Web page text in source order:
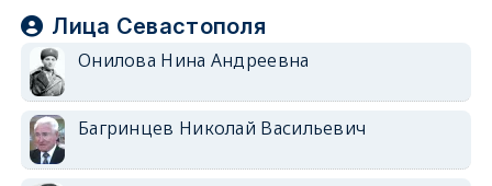
Лица Севастополя
Онилова Нина Андреевна
Багринцев Николай Васильевич